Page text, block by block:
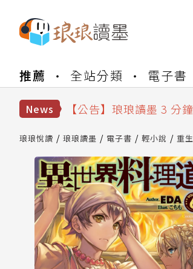
推薦 全站分類 電子書
News
【公告】琅琅讀墨數位
【公告】琅琅讀墨 3 分
【公告】琅琅讀墨數位
琅琅悅讀 琅琅讀墨 電子書 輕小說 重